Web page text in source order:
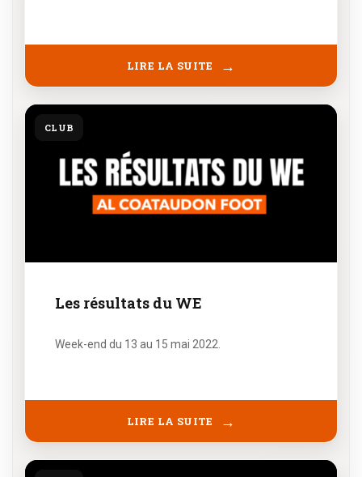
LIRE LA SUITE
CLUB
Les résultats du WE
Week-end du 13 au 15 mai 2022.
LIRE LA SUITE